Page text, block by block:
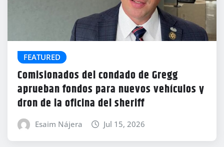
FEATURED
Comisionados del condado de Gregg
aprueban fondos para nuevos vehículos y
dron de la oficina del sheriff
Esaim Nájera Jul 15, 2026